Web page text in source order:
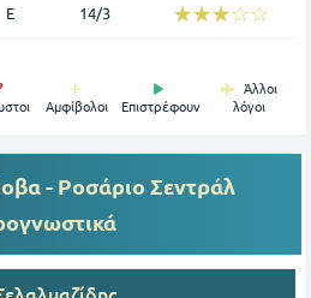
Ε 14/3 ☆☆☆☆☆
★★★★★
Αμφίβολοι Επιστρέφουν
Άλλοι
λόγοι
- Ροσάριο Σεντράλ